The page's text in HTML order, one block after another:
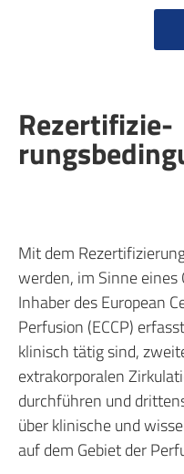
Re­zer­ti­fi­zie­
Mit dem
werden, im Sinne
Inhaber des European
Perfusion (ECCP)
klinisch tätig sind,
extrakorporalen
durchführen und
über klinische und
auf dem Gebiet der